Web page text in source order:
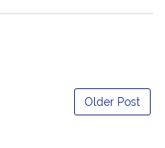
Older Post